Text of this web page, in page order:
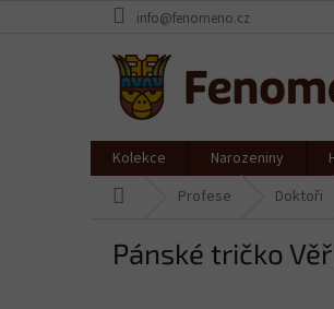
info@fenomeno.cz
Kolekce Narozeniny
Profese Doktoři
Pánské tričko